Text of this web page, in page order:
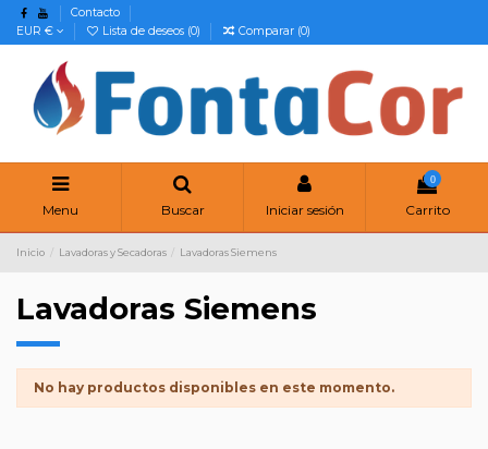
Contacto
EUR €
Lista de deseos (0) Comparar (0)
Menu Buscar Iniciar sesión
0
Carrito
Inicio Lavadoras y Secadoras Lavadoras Siemens
Lavadoras Siemens
No hay productos disponibles en este momento.